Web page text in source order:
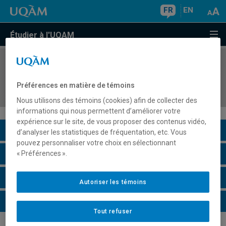
FR EN
Étudier à l'UQAM
COURS//
mathématiques
Description du cours
Horaire - Été 2026
Horaire - Automne 2026
Horaire - Hiver 2027
Préférences en matière de témoins
Nous utilisons des témoins (cookies) afin de collecter des
informations qui nous permettent d’améliorer votre
expérience sur le site, de vous proposer des contenus vidéo,
d’analyser les statistiques de fréquentation, etc. Vous
pouvez personnaliser votre choix en sélectionnant
« Préférences ».
Tout refuser
Autoriser les témoins